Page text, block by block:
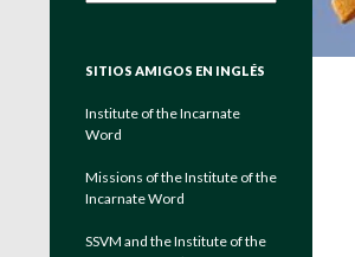
SITIOS AMIGOS EN INGLÉS
Institute of the Incarnate
Word
Missions of the Institute of the
Incarnate Word
SSVM and the Institute of the